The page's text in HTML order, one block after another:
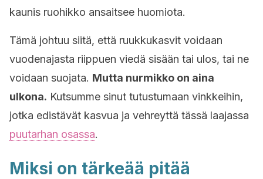
kaunis ruohikko ansaitsee huomiota.
Tämä johtuu siitä, että ruukkukasvit voidaan
vuodenajasta riippuen viedä sisään tai ulos, tai ne
voidaan suojata. Mutta nurmikko on aina
ulkona. Kutsumme sinut tutustumaan vinkkeihin,
jotka edistävät kasvua ja vehreyttä tässä laajassa
puutarhan osassa.
Miksi on tärkeää pitää